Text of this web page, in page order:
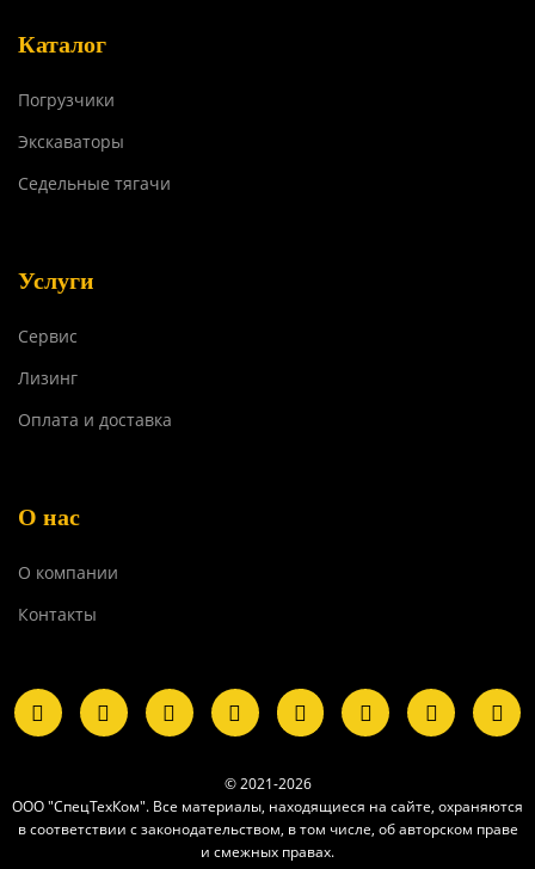
Каталог
Погрузчики
Экскаваторы
Седельные тягачи
Услуги
Сервис
Лизинг
Оплата и доставка
О нас
О компании
Контакты
© 2021-2026
ООО "СпецТехКом". Все материалы, находящиеся на сайте, охраняются
в соответствии с законодательством, в том числе, об авторском праве
и смежных правах.